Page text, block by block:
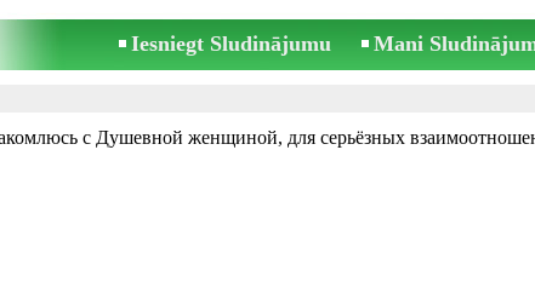
Iesniegt Sludinājumu Mani
с Душевной женщиной, для серьёзных